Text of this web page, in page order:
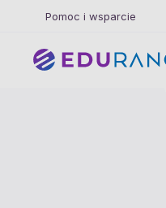
Pomoc i wsparcie